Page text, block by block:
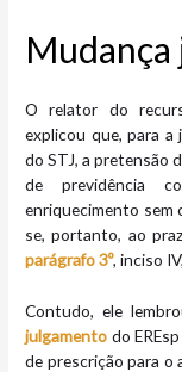
O relator do
explicou que, para
do STJ, a pretensão
de previdência
enriquecimento sem
se, portanto, ao
parágrafo 3º, inciso
Contudo, ele
julgamento do
de prescrição para o